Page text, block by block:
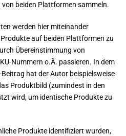
beiden Plattformen sammeln.
werden hier miteinander
auf beiden Plattformen zu
Übereinstimmung von
Nummern o.Ä. passieren. In dem
hat der Autor beispielsweise
Produktbild (zumindest in den
wird, um identische Produkte zu
Produkte identifiziert wurden,